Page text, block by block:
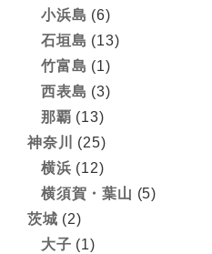
小浜島 (6)
石垣島 (13)
竹富島 (1)
西表島 (3)
那覇 (13)
神奈川
(25)
横浜 (12)
横須賀・葉山 (5)
茨城 (2)
大子 (1)